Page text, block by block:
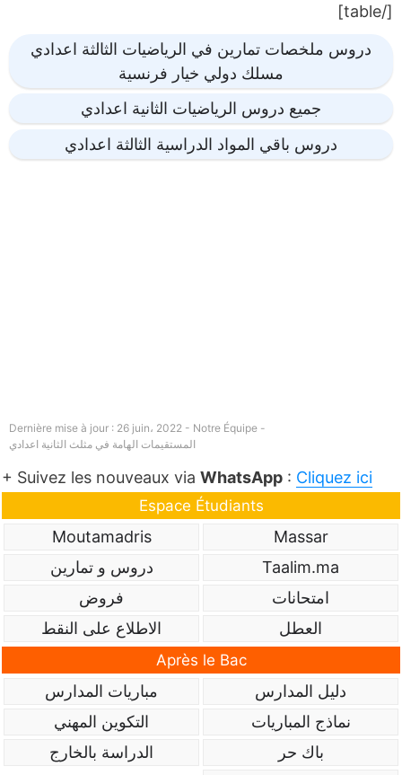
[/table]
دروس ملخصات تمارين في الرياضيات الثالثة اعدادي
مسلك دولي خيار فرنسية
جميع دروس الرياضيات الثانية اعدادي
دروس باقي المواد الدراسية الثالثة اعدادي
Dernière mise à jour : 26 juin، 2022 - Notre Équipe -
المستقيمات الھامة في مثلث الثانية اعدادي
+ Suivez les nouveaux via WhatsApp : Cliquez ici
Espace Étudiants
Massar
Moutamadris
Taalim.ma
دروس و تمارين
امتحانات
فروض
العطل
الاطلاع على النقط
Après le Bac
دليل المدارس
مباريات المدارس
نماذج المباريات
التكوين المهني
باك حر
الدراسة بالخارج